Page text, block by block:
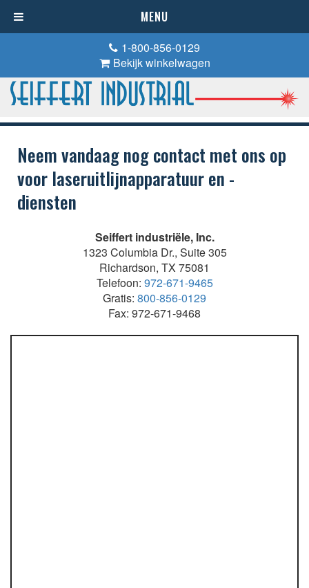
1-800-856-0129
Bekijk winkelwagen
Neem vandaag nog contact met ons op
voor laseruitlijnapparatuur en -
diensten
Seiffert industriële, Inc.
1323 Columbia Dr., Suite 305
Richardson, TX 75081
Telefoon: 972-671-9465
Gratis: 800-856-0129
Fax: 972-671-9468
MENU